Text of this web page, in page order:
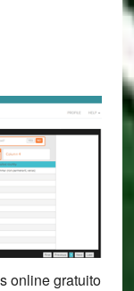
online gratuito